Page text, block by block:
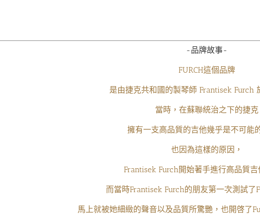
-品牌故事-
FURCH這個品牌
是由捷克共和國的製琴師 Frantisek Furch
當時，在蘇聯統治之下的捷克
擁有一支高品質的吉他幾乎是不可能
也因為這樣的原因，
Frantisek Furch開始著手進行高品質
而當時Frantisek Furch的朋友第一次測試了
馬上就被她細緻的聲音以及品質所驚艷，也開啓了